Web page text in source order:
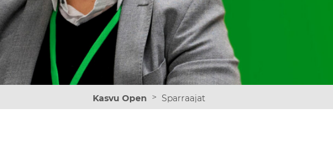
Kasvu Open > Sparraajat